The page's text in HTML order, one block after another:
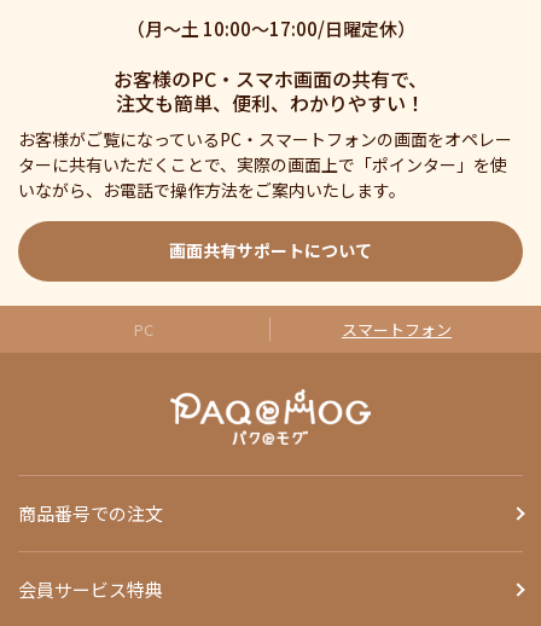
（月〜土 10:00〜17:00/日曜定休）
お客様のPC・スマホ画面の共有で、
注文も簡単、便利、わかりやすい！
お客様がご覧になっているPC・スマートフォンの画面をオペレー
ターに共有いただくことで、実際の画面上で「ポインター」を使
いながら、お電話で操作方法をご案内いたします。
画面共有サポートについて
PC スマートフォン
商品番号での注文
会員サービス特典